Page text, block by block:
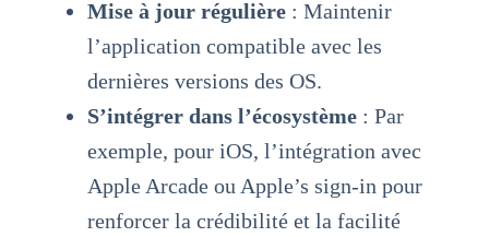
Mise à jour régulière : Maintenir
l’application compatible avec les
dernières versions des OS.
S’intégrer dans l’écosystème : Par
exemple, pour iOS, l’intégration avec
Apple Arcade ou Apple’s sign-in pour
renforcer la crédibilité et la facilité